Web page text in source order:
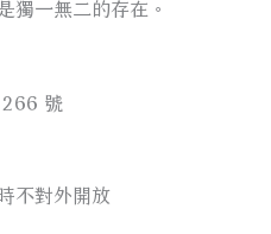
獨一無二的存在。
266 號
不對外開放